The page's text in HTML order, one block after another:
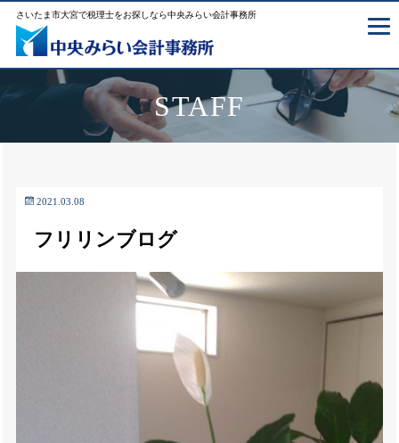
さいたま市大宮で税理士をお探しなら中央みらい会計事務所
STAFF
2021.03.08
フリリンブログ